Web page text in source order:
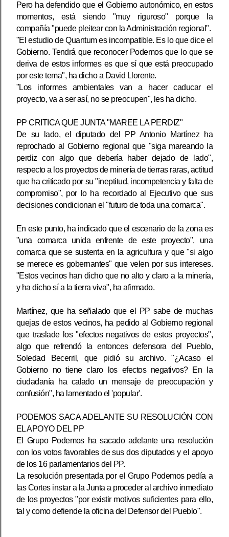
Pero ha defendido que el Gobierno autonómico, en estos
momentos, está siendo "muy riguroso" porque la
compañía "puede pleitear con la Administración regional".
"El estudio de Quantum es incompatible. Es lo que dice el
Gobierno. Tendrá que reconocer Podemos que lo que se
deriva de estos informes es que sí que está preocupado
por este tema", ha dicho a David Llorente.
"Los informes ambientales van a hacer caducar el
proyecto, va a ser así, no se preocupen", les ha dicho.
PP CRITICA QUE JUNTA "MAREE LA PERDIZ"
De su lado, el diputado del PP Antonio Martínez ha
reprochado al Gobierno regional que "siga mareando la
perdiz con algo que debería haber dejado de lado",
respecto a los proyectos de minería de tierras raras, actitud
que ha criticado por su "ineptitud, incompetencia y falta de
compromiso", por lo ha recordado al Ejecutivo que sus
decisiones condicionan el "futuro de toda una comarca".
En este punto, ha indicado que el escenario de la zona es
"una comarca unida enfrente de este proyecto", una
comarca que se sustenta en la agricultura y que "si algo
se merece es gobernantes" que velen por sus intereses.
"Estos vecinos han dicho que no alto y claro a la minería,
y ha dicho sí a la tierra viva", ha afirmado.
Martínez, que ha señalado que el PP sabe de muchas
quejas de estos vecinos, ha pedido al Gobierno regional
que traslade los "efectos negativos de estos proyectos",
algo que refrendó la entonces defensora del Pueblo,
Soledad Becerril, que pidió su archivo. "¿Acaso el
Gobierno no tiene claro los efectos negativos? En la
ciudadanía ha calado un mensaje de preocupación y
confusión", ha lamentado el 'popular'.
PODEMOS SACA ADELANTE SU RESOLUCIÓN CON
EL APOYO DEL PP
El Grupo Podemos ha sacado adelante una resolución
con los votos favorables de sus dos diputados y el apoyo
de los 16 parlamentarios del PP.
La resolución presentada por el Grupo Podemos pedía a
las Cortes instar a la Junta a proceder al archivo inmediato
de los proyectos "por existir motivos suficientes para ello,
tal y como defiende la oficina del Defensor del Pueblo".